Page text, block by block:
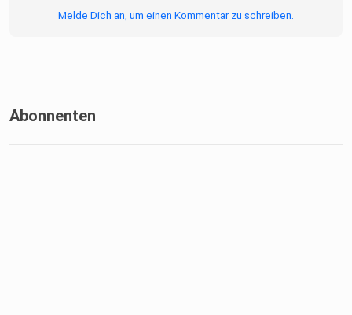
Melde Dich an, um einen Kommentar zu schreiben.
Abonnenten